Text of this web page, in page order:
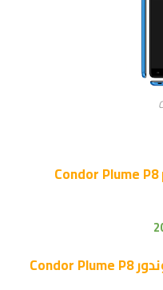
كوندور Condor Plume P8